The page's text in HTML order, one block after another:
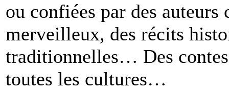
ou confiées par des
merveilleux, des récits
traditionnelles… Des
toutes les cultures